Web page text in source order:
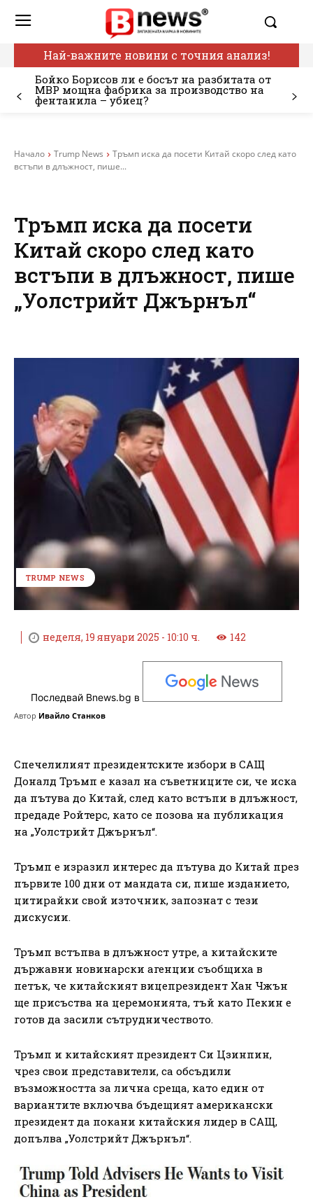
Най-важните новини с точния анализ!
Бойко Борисов ли е босът на разбитата от
МВР мощна фабрика за производство на
фентанила – убиец?
Начало Trump News
Тръмп иска да посети Китай скоро след като
встъпи в длъжност, пише...
Тръмп иска да посети
Китай скоро след като
встъпи в длъжност, пише
„Уолстрийт Джърнъл“
TRUMP NEWS
неделя, 19 януари 2025 - 10:10 ч. 142
Последвай Bnews.bg в
Автор Ивайло Станков
Спечелилият президентските избори в САЩ
Доналд Тръмп е казал на съветниците си, че иска
да пътува до Китай, след като встъпи в длъжност,
предаде Ройтерс, като се позова на публикация
на „Уолстрийт Джърнъл“.
Тръмп е изразил интерес да пътува до Китай през
първите 100 дни от мандата си, пише изданието,
цитирайки свой източник, запознат с тези
дискусии.
Тръмп встъпва в длъжност утре, а китайските
държавни новинарски агенции съобщиха в
петък, че китайският вицепрезидент Хан Чжън
ще присъства на церемонията, тъй като Пекин е
готов да засили сътрудничеството.
Тръмп и китайският президент Си Цзинпин,
чрез свои представители, са обсъдили
възможността за лична среща, като един от
вариантите включва бъдещият американски
президент да покани китайския лидер в САЩ,
допълва „Уолстрийт Джърнъл“.